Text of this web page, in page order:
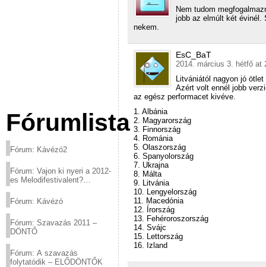
Fórumlista
Fórum: Kávézó2
Fórum: Vajon ki nyeri a 2012-
es Melodifestivalent?
Fórum: Kávézó
Fórum: Szavazás 2011 –
DÖNTŐ
Fórum: A szavazás
folytatódik – ELŐDÖNTŐK
Nem tudom
jobb az elmúlt két évinél.
nekem.
EsC_BaT
2014. március 3. hétfő at
Litvániától nagyon jó
Azért volt ennél jobb
az egész performacet kivéve.
1. Albánia
2. Magyarország
3. Finnország
4. Románia
5. Olaszország
6. Spanyolország
7. Ukrajna
8. Málta
9. Litvánia
10. Lengyelország
11. Macedónia
12. Írország
13. Fehéroroszország
14. Svájc
15. Lettország
16. Izland